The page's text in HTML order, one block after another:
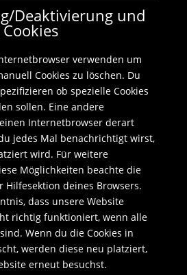
Deaktivierung und
verwenden um
Cookies zu löschen. Du
ob spezielle Cookies
sollen. Eine andere
Internetbrowser derart
jedes Mal benachrichtigt wirst,
wird. Für weitere
Möglichkeiten beachte die
Hilfesektion deines Browsers.
dass unsere Website
richtig funktioniert, wenn alle
Wenn du die Cookies in
werden diese neu platziert,
erneut besuchst.